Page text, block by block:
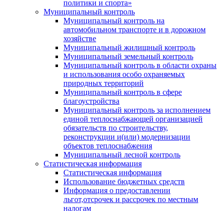
политики и спорта»
Муниципальный контроль
Муниципальный контроль на
автомобильном транспорте и в дорожном
хозяйстве
Муниципальный жилищный контроль
Муниципальный земельный контроль
Муниципальный контроль в области охраны
и использования особо охраняемых
природных территорий
Муниципальный контроль в сфере
благоустройства
Муниципальный контроль за исполнением
единой теплоснабжающей организацией
обязательств по строительству,
реконструкции и(или) модернизации
объектов теплоснабжения
Муниципальный лесной контроль
Статистическая информация
Статистическая информация
Использование бюджетных средств
Информация о предоставлении
льгот,отсрочек и рассрочек по местным
налогам